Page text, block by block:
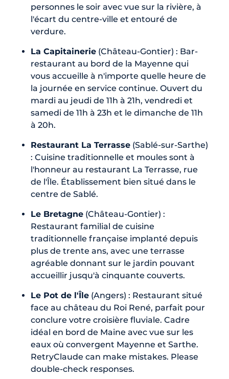
personnes le soir avec vue sur la rivière, à
l'écart du centre-ville et entouré de
verdure.
La Capitainerie (Château-Gontier) : Bar-
restaurant au bord de la Mayenne qui
vous accueille à n'importe quelle heure de
la journée en service continue. Ouvert du
mardi au jeudi de 11h à 21h, vendredi et
samedi de 11h à 23h et le dimanche de 11h
à 20h.
Restaurant La Terrasse (Sablé-sur-Sarthe)
: Cuisine traditionnelle et moules sont à
l'honneur au restaurant La Terrasse, rue
de l'Île. Établissement bien situé dans le
centre de Sablé.
Le Bretagne (Château-Gontier) :
Restaurant familial de cuisine
traditionnelle française implanté depuis
plus de trente ans, avec une terrasse
agréable donnant sur le jardin pouvant
accueillir jusqu'à cinquante couverts.
Le Pot de l'Île (Angers) : Restaurant situé
face au château du Roi René, parfait pour
conclure votre croisière fluviale. Cadre
idéal en bord de Maine avec vue sur les
eaux où convergent Mayenne et Sarthe.
RetryClaude can make mistakes. Please
double-check responses.